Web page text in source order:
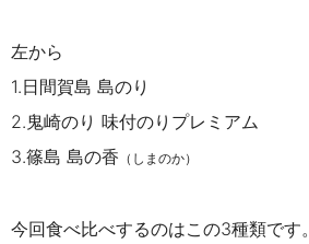
左から
1.日間賀島 島のり
2.鬼崎のり 味付のりプレミアム
3.篠島 島の香 （しまのか）
今回食べ比べするのはこの3種類です。